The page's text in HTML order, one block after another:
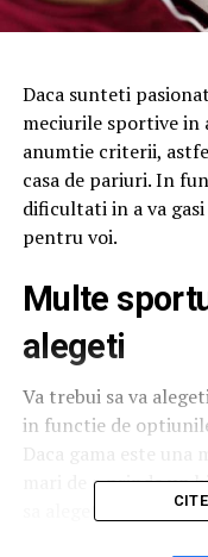
Daca sunteti
meciurile sportive in
anumtie criterii,
casa de pariuri. In
dificultati in a va
pentru voi.
Multe
alegeti
Va trebui sa va
in functie de
Daca gama este una
mari de a prinde un
sa alegeti o casa